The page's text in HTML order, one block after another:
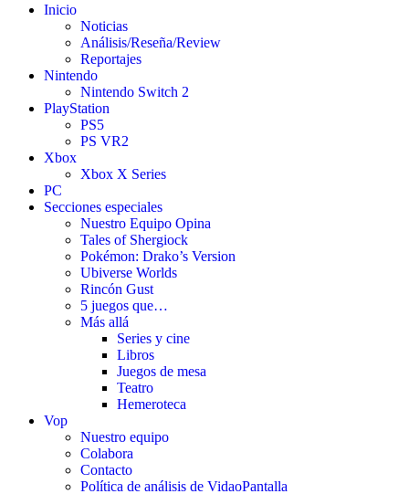
Inicio
Noticias
Análisis/Reseña/Review
Reportajes
Nintendo
Nintendo Switch 2
PlayStation
PS5
PS VR2
Xbox
Xbox X Series
PC
Secciones especiales
Nuestro Equipo Opina
Tales of Shergiock
Pokémon: Drako’s Version
Ubiverse Worlds
Rincón Gust
5 juegos que…
Más allá
Series y cine
Libros
Juegos de mesa
Teatro
Hemeroteca
Vop
Nuestro equipo
Colabora
Contacto
Política de análisis de VidaoPantalla